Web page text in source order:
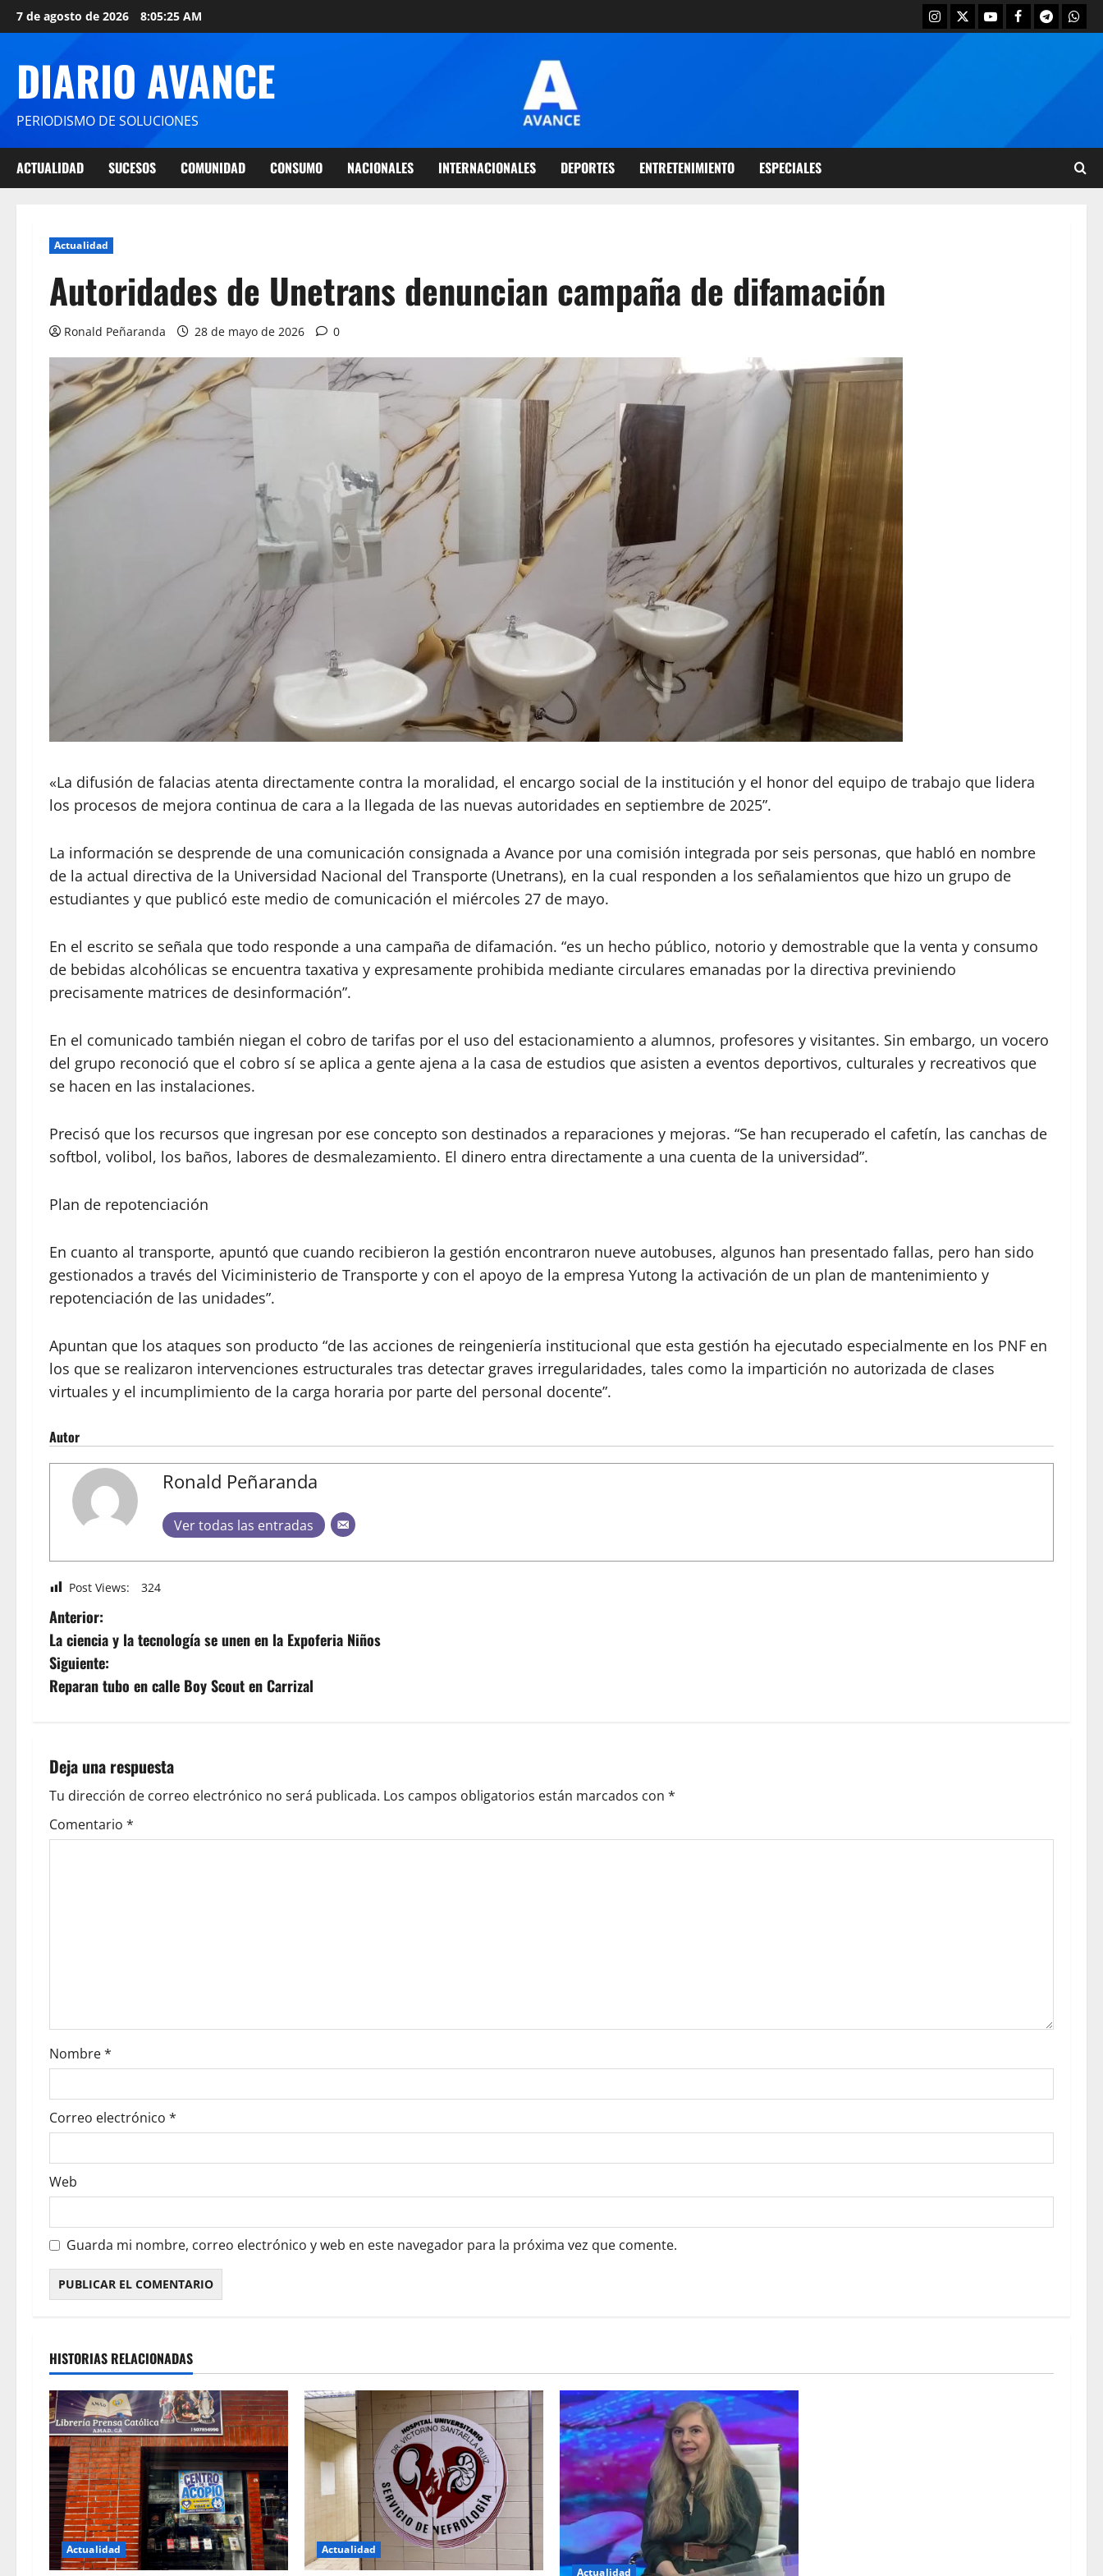
7 de agosto de 2026 8:05:26 AM
DIARIO AVANCE
PERIODISMO DE SOLUCIONES
ACTUALIDAD SUCESOS COMUNIDAD CONSUMO NACIONALES INTERNACIONALES DEPORTES ENTRETENIMIENTO ESPECIALES
Actualidad
Autoridades de Unetrans denuncian campaña de difamación
Ronald Peñaranda 28 de mayo de 2026 0
«La difusión de falacias atenta directamente contra la moralidad, el encargo social de la institución y el honor del equipo de trabajo que lidera
los procesos de mejora continua de cara a la llegada de las nuevas autoridades en septiembre de 2025”.
La información se desprende de una comunicación consignada a Avance por una comisión integrada por seis personas, que habló en nombre
de la actual directiva de la Universidad Nacional del Transporte (Unetrans), en la cual responden a los señalamientos que hizo un grupo de
estudiantes y que publicó este medio de comunicación el miércoles 27 de mayo.
En el escrito se señala que todo responde a una campaña de difamación. “es un hecho público, notorio y demostrable que la venta y consumo
de bebidas alcohólicas se encuentra taxativa y expresamente prohibida mediante circulares emanadas por la directiva previniendo
precisamente matrices de desinformación”.
En el comunicado también niegan el cobro de tarifas por el uso del estacionamiento a alumnos, profesores y visitantes. Sin embargo, un vocero
del grupo reconoció que el cobro sí se aplica a gente ajena a la casa de estudios que asisten a eventos deportivos, culturales y recreativos que
se hacen en las instalaciones.
Precisó que los recursos que ingresan por ese concepto son destinados a reparaciones y mejoras. “Se han recuperado el cafetín, las canchas de
softbol, volibol, los baños, labores de desmalezamiento. El dinero entra directamente a una cuenta de la universidad”.
Plan de repotenciación
En cuanto al transporte, apuntó que cuando recibieron la gestión encontraron nueve autobuses, algunos han presentado fallas, pero han sido
gestionados a través del Viciministerio de Transporte y con el apoyo de la empresa Yutong la activación de un plan de mantenimiento y
repotenciación de las unidades”.
Apuntan que los ataques son producto “de las acciones de reingeniería institucional que esta gestión ha ejecutado especialmente en los PNF en
los que se realizaron intervenciones estructurales tras detectar graves irregularidades, tales como la impartición no autorizada de clases
virtuales y el incumplimiento de la carga horaria por parte del personal docente”.
Autor
Ronald Peñaranda
Ver todas las entradas
Post Views: 324
Anterior:
La ciencia y la tecnología se unen en la Expoferia Niños
Siguiente:
Reparan tubo en calle Boy Scout en Carrizal
Deja una respuesta
Tu dirección de correo electrónico no será publicada. Los campos obligatorios están marcados con *
Comentario *
Nombre*
Correo electrónico *
Web
Guarda mi nombre, correo electrónico y web en este navegador para la próxima vez que comente.
HISTORIAS RELACIONADAS
Actualidad
Actualidad
Actualidad